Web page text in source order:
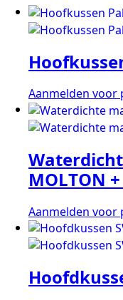
Aanmelden voor
MOLTON
Aanmelden voor